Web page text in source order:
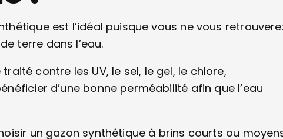
est l’idéal puisque vous ne vous
terre dans l’eau.
contre les UV, le sel, le gel, le chlore,
d’une bonne perméabilité afin que l’eau
un gazon synthétique à brins courts ou